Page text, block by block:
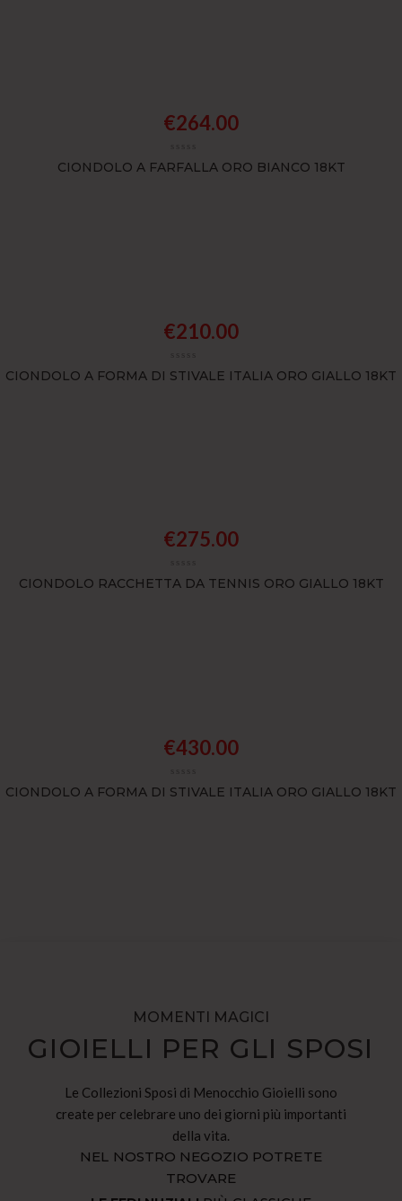
CIONDOLO A FARFALLA ORO BIANCO 18KT
€264.00
CIONDOLO A FORMA DI STIVALE ITALIA ORO GIALLO 18KT
€210.00
CIONDOLO RACCHETTA DA TENNIS ORO GIALLO 18KT
€275.00
CIONDOLO A FORMA DI STIVALE ITALIA ORO GIALLO 18KT
€430.00
MOMENTI MAGICI
GIOIELLI PER GLI SPOSI
Le Collezioni Sposi di Menocchio Gioielli sono
create per celebrare uno dei giorni più importanti
della vita.
NEL NOSTRO NEGOZIO POTRETE
TROVARE